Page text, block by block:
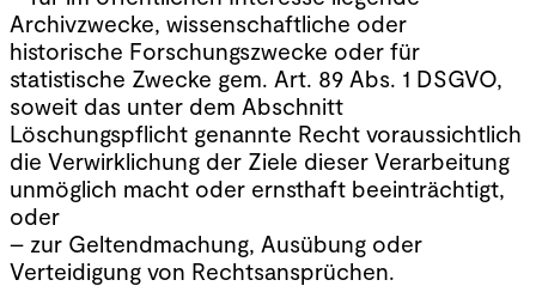
Archivzwecke, wissenschaftliche oder
historische Forschungszwecke oder für
statistische Zwecke gem. Art. 89 Abs. 1 DSGVO,
soweit das unter dem Abschnitt
Löschungspflicht genannte Recht voraussichtlich
die Verwirklichung der Ziele dieser Verarbeitung
unmöglich macht oder ernsthaft beeinträchtigt,
oder
– zur Geltendmachung, Ausübung oder
Verteidigung von Rechtsansprüchen.